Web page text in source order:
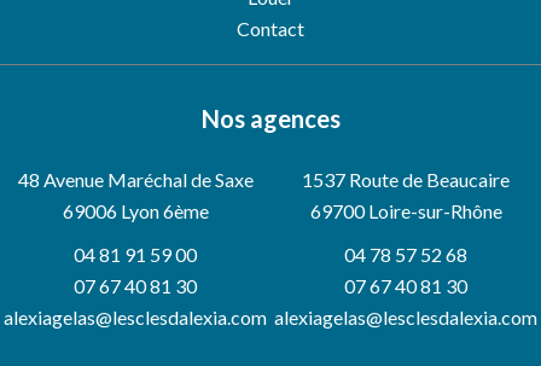
Contact
Nos agences
48 Avenue Maréchal de Saxe
69006Lyon 6ème
04 81 91 59 00
07 67 40 81 30
alexiagelas@lesclesdalexia.com
1537 Route de Beaucaire
69700 Loire-sur-Rhône
04 78 57 52 68
07 67 40 81 30
alexiagelas@lesclesdalexia.com